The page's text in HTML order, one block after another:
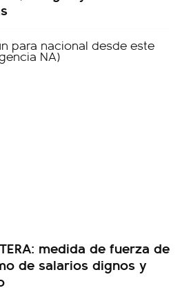
medida de fuerza de
de salarios dignos y